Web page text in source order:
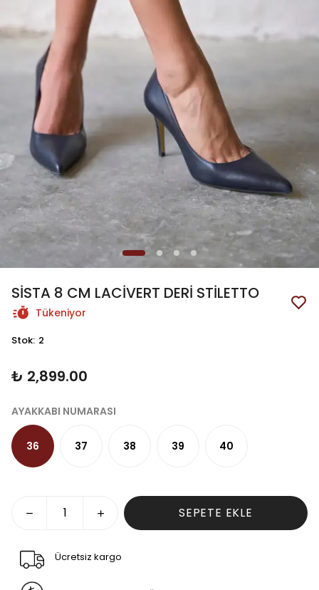
SİSTA 8 CM LACİVERT DERİ STİLETTO
Tükeniyor
Stok: 2
₺ 2,899.00
AYAKKABI NUMARASI
36 37 38 39 40
SEPETE EKLE
Ücretsiz kargo